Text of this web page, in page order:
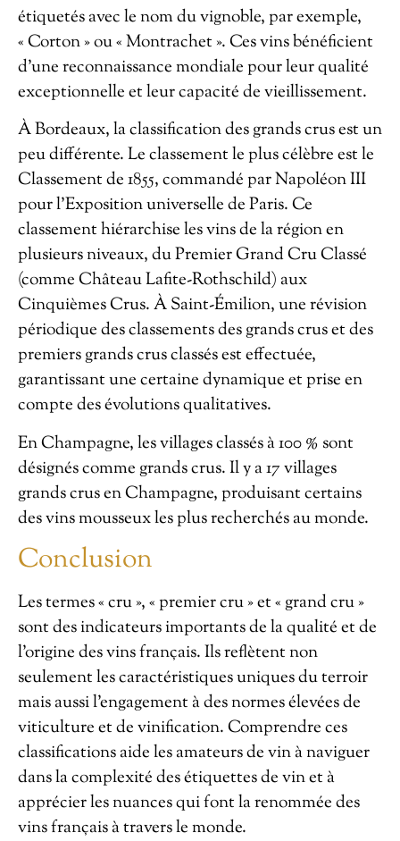
étiquetés avec le nom du vignoble, par exemple,
« Corton » ou « Montrachet ». Ces vins bénéficient
d’une reconnaissance mondiale pour leur qualité
exceptionnelle et leur capacité de vieillissement.
À Bordeaux, la classification des grands crus est un
peu différente. Le classement le plus célèbre est le
Classement de 1855, commandé par Napoléon III
pour l’Exposition universelle de Paris. Ce
classement hiérarchise les vins de la région en
plusieurs niveaux, du Premier Grand Cru Classé
(comme Château Lafite-Rothschild) aux
Cinquièmes Crus. À Saint-Émilion, une révision
périodique des classements des grands crus et des
premiers grands crus classés est effectuée,
garantissant une certaine dynamique et prise en
compte des évolutions qualitatives.
En Champagne, les villages classés à 100 % sont
désignés comme grands crus. Il y a 17 villages
grands crus en Champagne, produisant certains
des vins mousseux les plus recherchés au monde.
Conclusion
Les termes « cru », « premier cru » et « grand cru »
sont des indicateurs importants de la qualité et de
l’origine des vins français. Ils reflètent non
seulement les caractéristiques uniques du terroir
mais aussi l’engagement à des normes élevées de
viticulture et de vinification. Comprendre ces
classifications aide les amateurs de vin à naviguer
dans la complexité des étiquettes de vin et à
apprécier les nuances qui font la renommée des
vins français à travers le monde.